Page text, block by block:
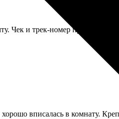
Чек и трек-номер прислали,
вписалась в комнату.